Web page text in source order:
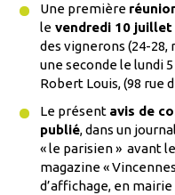
Une première
le vendredi 10 juillet
des vignerons (24-28,
une seconde le lundi
Robert Louis, (98 rue
Le présent avis de
publié, dans un
« le parisien » avant
magazine «
d’affichage, en